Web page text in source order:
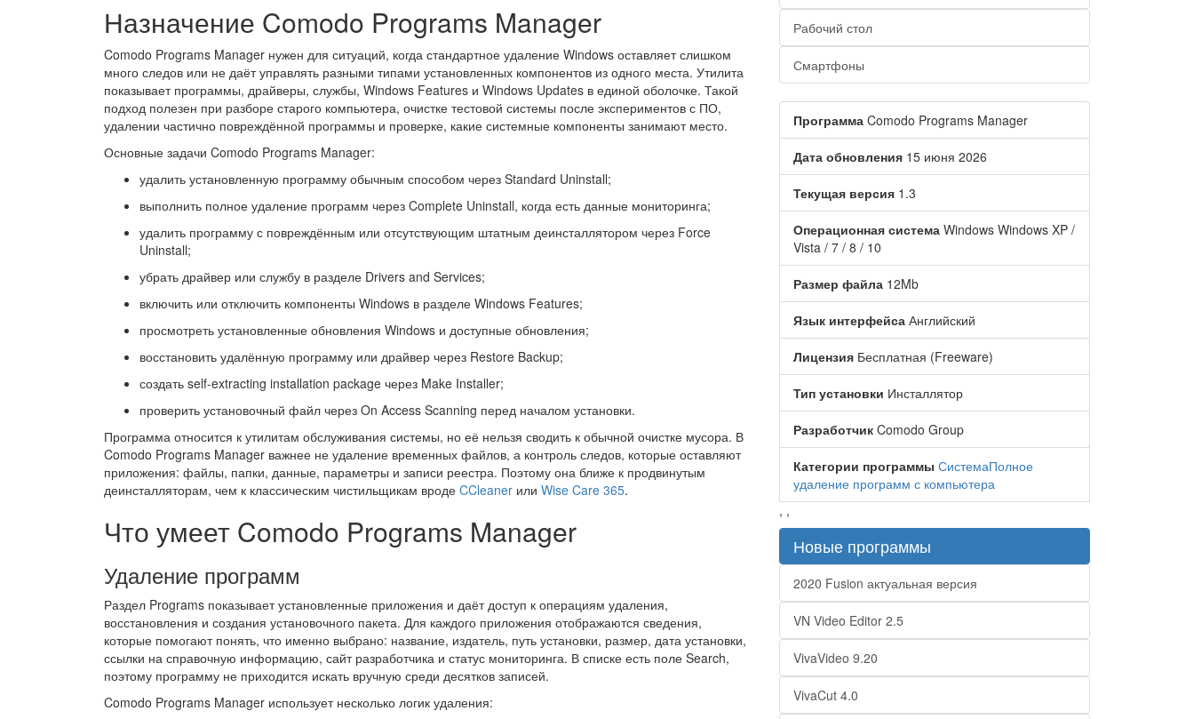
Назначение Comodo Programs Manager
Comodo Programs Manager нужен для ситуаций, когда стандартное удаление Windows оставляет слишком
много следов или не даёт управлять разными типами установленных компонентов из одного места. Утилита
показывает программы, драйверы, службы, Windows Features и Windows Updates в единой оболочке. Такой
подход полезен при разборе старого компьютера, очистке тестовой системы после экспериментов с ПО,
удалении частично повреждённой программы и проверке, какие системные компоненты занимают место.
Основные задачи Comodo Programs Manager:
удалить установленную программу обычным способом через Standard Uninstall;
выполнить полное удаление программ через Complete Uninstall, когда есть данные мониторинга;
удалить программу с повреждённым или отсутствующим штатным деинсталлятором через Force
Uninstall;
убрать драйвер или службу в разделе Drivers and Services;
включить или отключить компоненты Windows в разделе Windows Features;
просмотреть установленные обновления Windows и доступные обновления;
восстановить удалённую программу или драйвер через Restore Backup;
создать self-extracting installation package через Make Installer;
проверить установочный файл через On Access Scanning перед началом установки.
Программа относится к утилитам обслуживания системы, но её нельзя сводить к обычной очистке мусора. В
Comodo Programs Manager важнее не удаление временных файлов, а контроль следов, которые оставляют
приложения: файлы, папки, данные, параметры и записи реестра. Поэтому она ближе к продвинутым
деинсталляторам, чем к классическим чистильщикам вроде CCleaner или Wise Care 365.
Что умеет Comodo Programs Manager
Удаление программ
Раздел Programs показывает установленные приложения и даёт доступ к операциям удаления,
восстановления и создания установочного пакета. Для каждого приложения отображаются сведения,
которые помогают понять, что именно выбрано: название, издатель, путь установки, размер, дата установки,
ссылки на справочную информацию, сайт разработчика и статус мониторинга. В списке есть поле Search,
поэтому программу не приходится искать вручную среди десятков записей.
Comodo Programs Manager использует несколько логик удаления:
Рабочий стол
Смартфоны
Программа Comodo Programs Manager
Дата обновления 15 июня 2026
Текущая версия 1.3
Операционная система Windows Windows XP /
Vista / 7 / 8 / 10
Размер файла 12Mb
Язык интерфейса Английский
Лицензия Бесплатная (Freeware)
Тип установки Инсталлятор
Разработчик Comodo Group
Категории программы СистемаПолное
удаление программ с компьютера
, ,
Новые программы
2020 Fusion актуальная версия
VN Video Editor 2.5
VivaVideo 9.20
VivaCut 4.0